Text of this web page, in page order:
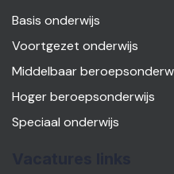
Basis onderwijs
Voortgezet onderwijs
Middelbaar
Hoger beroepsonderwijs
Speciaal onderwijs